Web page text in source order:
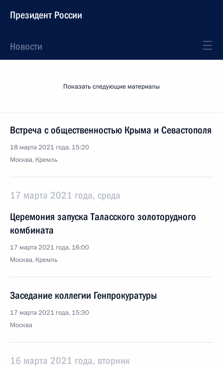
Президент России
Новости
Показать следующие материалы
Встреча с общественностью Крыма и Севастополя
18 марта 2021 года, 15:20
Москва, Кремль
17 марта 2021 года, среда
Церемония запуска Таласского золоторудного
комбината
17 марта 2021 года, 16:00
Москва, Кремль
Заседание коллегии Генпрокуратуры
17 марта 2021 года, 15:30
Москва
16 марта 2021 года, вторник